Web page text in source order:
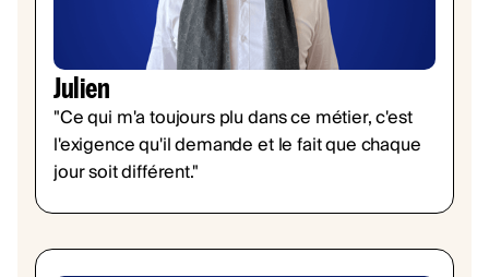
Julien
"Ce qui m'a toujours plu dans ce métier, c'est
l'exigence qu'il demande et le fait que chaque
jour soit différent."